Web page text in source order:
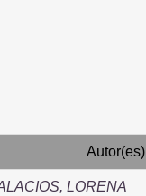
Autor(es)
LORENA